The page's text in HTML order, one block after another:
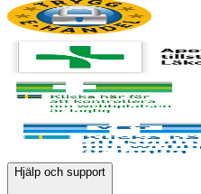
Hjälp och support